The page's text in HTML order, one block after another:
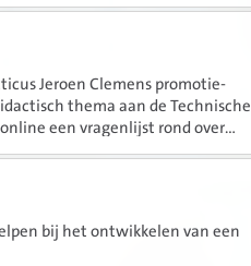
Jeroen Clemens promotie-
thema aan de Technische
een vragenlijst rond over...
bij het ontwikkelen van een